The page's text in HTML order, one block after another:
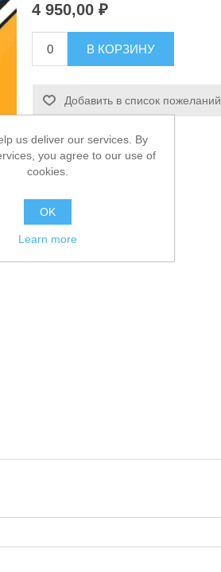
4 950,00 ₽
В КОРЗИНУ
Добавить в список пожеланий
Сообщить другу
us deliver our services. By
you agree to our use of
cookies.
OK
Learn more